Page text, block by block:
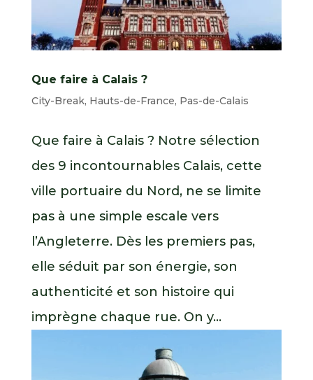
Que faire à Calais ?
City-Break, Hauts-de-France, Pas-de-Calais
Que faire à Calais ? Notre sélection
des 9 incontournables Calais, cette
ville portuaire du Nord, ne se limite
pas à une simple escale vers
l’Angleterre. Dès les premiers pas,
elle séduit par son énergie, son
authenticité et son histoire qui
imprègne chaque rue. On y...